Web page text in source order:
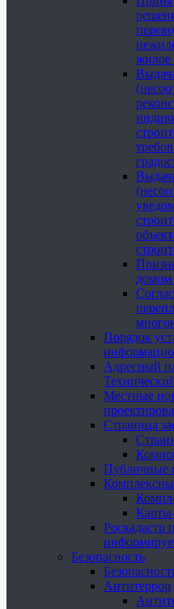
жилое
домом
Порядок
Адресный
Местные
Страница
Публичные
Роскадастр
Безопасность
Антитеррор